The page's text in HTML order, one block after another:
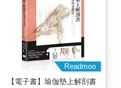
Readmoo
【電子書】瑜伽墊上解剖書